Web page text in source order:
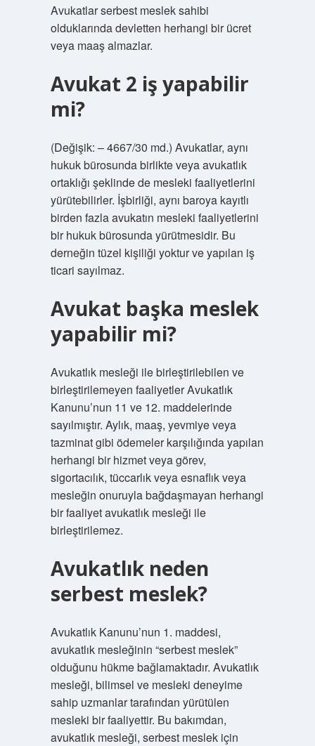
Avukatlar serbest meslek sahibi
olduklarında devletten herhangi bir ücret
veya maaş almazlar.
Avukat 2 iş yapabilir
mi?
(Değişik: – 4667/30 md.) Avukatlar, aynı
hukuk bürosunda birlikte veya avukatlık
ortaklığı şeklinde de mesleki faaliyetlerini
yürütebilirler. İşbirliği, aynı baroya kayıtlı
birden fazla avukatın mesleki faaliyetlerini
bir hukuk bürosunda yürütmesidir. Bu
derneğin tüzel kişiliği yoktur ve yapılan iş
ticari sayılmaz.
Avukat başka meslek
yapabilir mi?
Avukatlık mesleği ile birleştirilebilen ve
birleştirilemeyen faaliyetler Avukatlık
Kanunu’nun 11 ve 12. maddelerinde
sayılmıştır. Aylık, maaş, yevmiye veya
tazminat gibi ödemeler karşılığında yapılan
herhangi bir hizmet veya görev,
sigortacılık, tüccarlık veya esnaflık veya
mesleğin onuruyla bağdaşmayan herhangi
bir faaliyet avukatlık mesleği ile
birleştirilemez.
Avukatlık neden
serbest meslek?
Avukatlık Kanunu’nun 1. maddesi,
avukatlık mesleğinin “serbest meslek”
olduğunu hükme bağlamaktadır. Avukatlık
mesleği, bilimsel ve mesleki deneyime
sahip uzmanlar tarafından yürütülen
mesleki bir faaliyettir. Bu bakımdan,
avukatlık mesleği, serbest meslek için